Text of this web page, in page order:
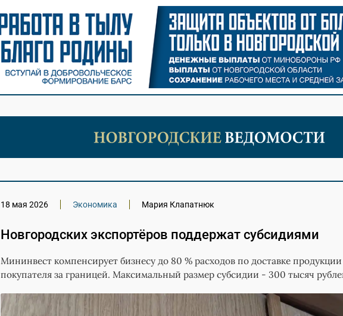
18 мая 2026 Экономика Мария Клапатнюк
Новгородских экспортёров поддержат субсидиями
Мининвест компенсирует бизнесу до 80 % расходов по доставке
покупателя за границей. Максимальный размер субсидии - 300 тысяч